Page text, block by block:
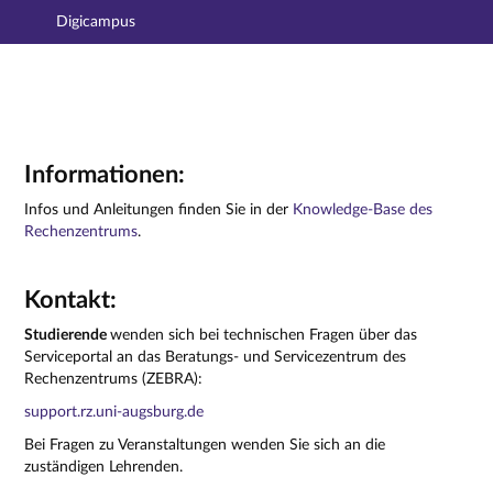
Hauptnavigation
Digicampus
Informationen:
Infos und Anleitungen finden Sie in der Knowledge-Base des
Rechenzentrums.
Kontakt:
Studierendewenden sich bei technischen Fragen über das
Serviceportal an das Beratungs- und Servicezentrum des
Rechenzentrums (ZEBRA):
support.rz.uni-augsburg.de
Bei Fragen zu Veranstaltungen wenden Sie sich an die
zuständigen Lehrenden.